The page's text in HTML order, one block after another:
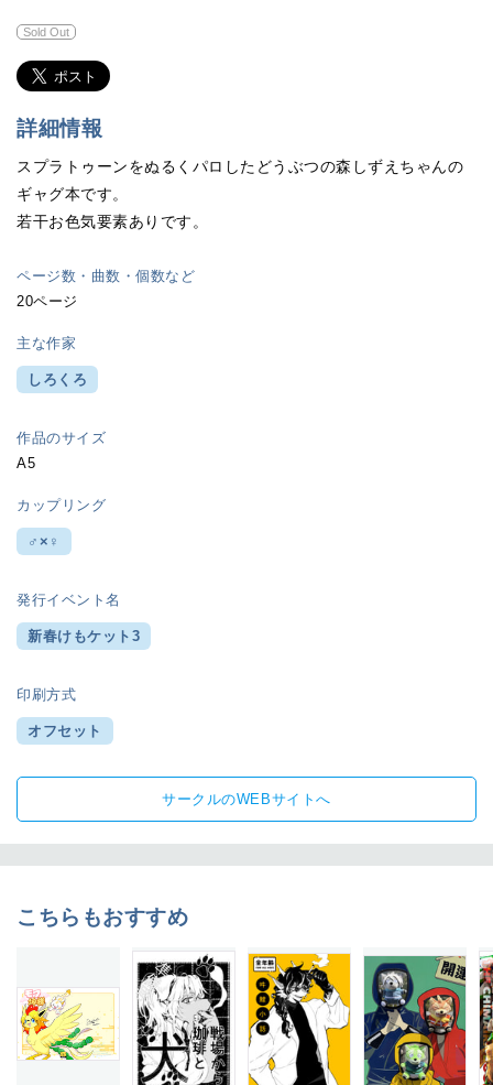
Sold Out
詳細情報
スプラトゥーンをぬるくパロしたどうぶつの森しずえちゃんの
ギャグ本です。
若干お色気要素ありです。
ページ数・曲数・個数など
20ページ
主な作家
しろくろ
作品のサイズ
A5
カップリング
♂×♀
発行イベント名
新春けもケット3
印刷方式
オフセット
サークルのWEBサイトへ
こちらもおすすめ